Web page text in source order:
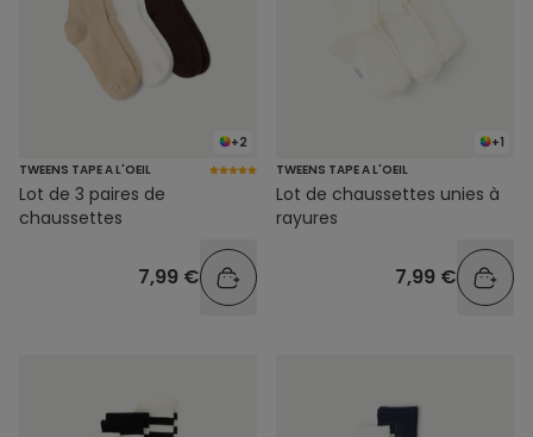
+2
TWEENS TAPE A L'OEIL
Lot de 3 paires de
chaussettes
7,99 €
+1
TWEENS TAPE A L'OEIL
Lot de chaussettes unies à
rayures
7,99 €